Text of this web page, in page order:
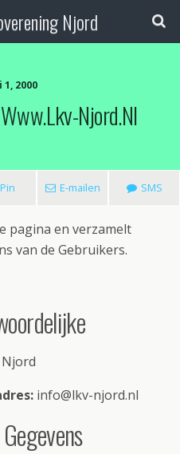
Njord
1, 2000
Njord.nl
Pin E-mailen SMS
pagina en verzamelt
van de Gebruikers.
info@lkv-njord.nl